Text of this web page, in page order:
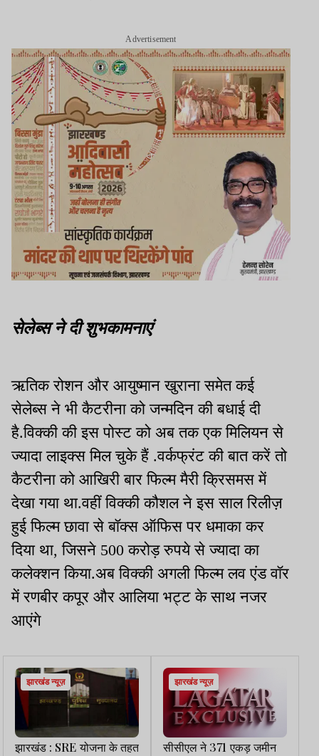
Advertisement
सेलेब्स ने दी शुभकामनाएं
ऋतिक रोशन और आयुष्मान खुराना समेत कई
सेलेब्स ने भी कैटरीना को जन्मदिन की बधाई दी
है.विक्की की इस पोस्ट को अब तक एक मिलियन से
ज्यादा लाइक्स मिल चुके हैं .वर्कफ्रंट की बात करें तो
कैटरीना को आखिरी बार फिल्म मैरी क्रिसमस में
देखा गया था.वहीं विक्की कौशल ने इस साल रिलीज़
हुई फिल्म छावा से बॉक्स ऑफिस पर धमाका कर
दिया था, जिसने 500 करोड़ रुपये से ज्यादा का
कलेक्शन किया.अब विक्की अगली फिल्म लव एंड वॉर
में रणबीर कपूर और आलिया भट्ट के साथ नजर
आएंगे
झारखंड न्यूज़
झारखंड : SRE योजना के तहत
झारखंड न्यूज़
सीसीएल ने 371 एकड़ जमीन